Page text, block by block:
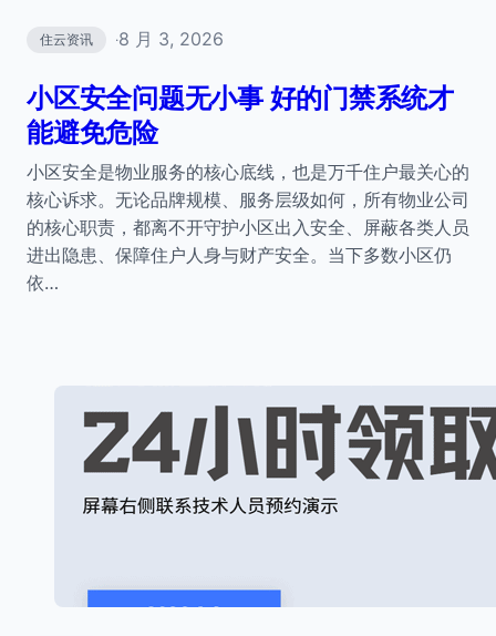
住云资讯 ·8 月 3, 2026
小区安全问题无小事 好的门禁系统才
能避免危险
小区安全是物业服务的核心底线，也是万千住户最关心的
核心诉求。无论品牌规模、服务层级如何，所有物业公司
的核心职责，都离不开守护小区出入安全、屏蔽各类人员
进出隐患、保障住户人身与财产安全。当下多数小区仍
依…